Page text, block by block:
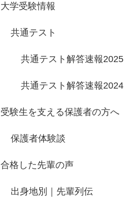
大学受験情報
共通テスト
共通テスト解答速報2025
共通テスト解答速報2024
受験生を支える保護者の方へ
保護者体験談
合格した先輩の声
出身地別｜先輩列伝